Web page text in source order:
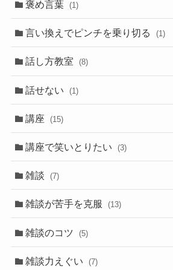
褒め言葉 (1)
言い換えでピンチを乗り切る (1)
話し方教室 (8)
話せない (1)
講座 (15)
講座で笑いとりたい (3)
雑談 (7)
雑談が苦手を克服 (13)
雑談のコツ (5)
雑談力えぐい (7)